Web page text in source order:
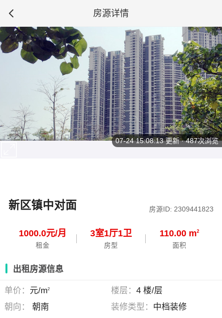
房源详情
新区镇中对面 房源ID: 2309441823
1000.0元/月
租金
3室1厅1卫
房型
110.00 m2
面积
07-24 15:08:13更新 · 487次浏览
出租房源信息
单价： 元/m2 楼层： 4 楼/层
朝向：
朝南 装修类型： 中档装修